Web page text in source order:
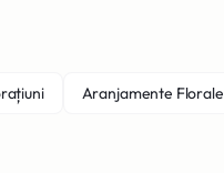
Aranjamente Florale